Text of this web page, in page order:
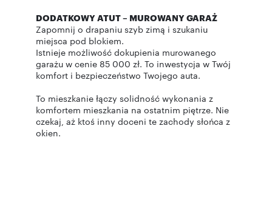
DODATKOWY ATUT – MUROWANY GARAŻ
Zapomnij o drapaniu szyb zimą i szukaniu
miejsca pod blokiem.
Istnieje możliwość dokupienia murowanego
garażu w cenie 85 000 zł. To inwestycja w Twój
komfort i bezpieczeństwo Twojego auta.
To mieszkanie łączy solidność wykonania z
komfortem mieszkania na ostatnim piętrze. Nie
czekaj, aż ktoś inny doceni te zachody słońca z
okien.